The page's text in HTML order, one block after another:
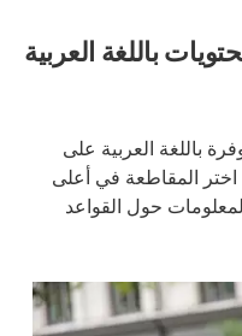
باللغة العربية
باللغة العربية على
الموقع الإلكتروني www.1177.se. اختر المقاطعة في أعلى
حول القواعد